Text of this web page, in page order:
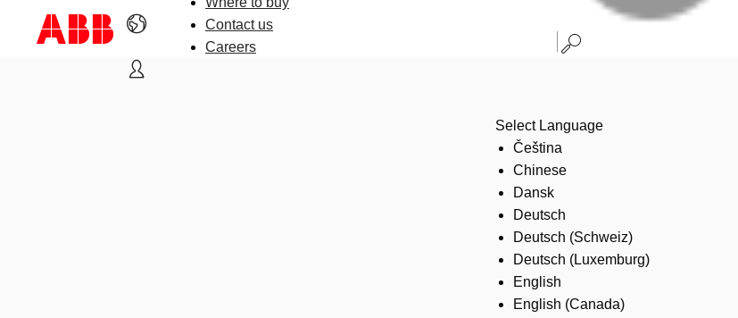
Contact us
Careers
Select Language
Čeština
Chinese
Dansk
Deutsch
Deutsch (Schweiz)
Deutsch (Luxemburg)
English
English (Canada)